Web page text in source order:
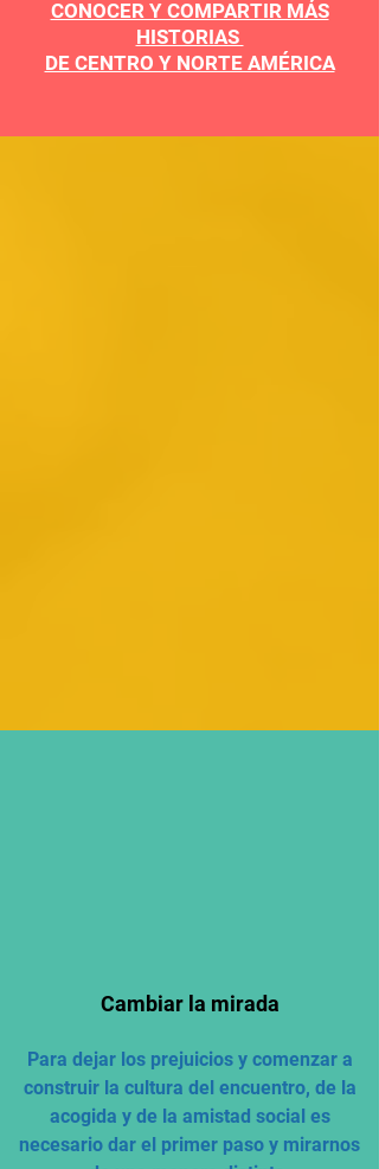
CONOCER Y COMPARTIR MÁS
HISTORIAS
DE CENTRO Y NORTE AMÉRICA
Cambiar la mirada
Para dejar los prejuicios y comenzar a
construir la cultura del encuentro, de la
acogida y de la amistad social es
necesario dar el primer paso y mirarnos